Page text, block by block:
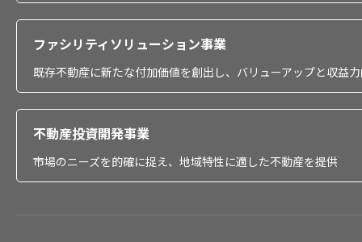
ファシリティソリューション事業
既存不動産に新たな付加価値を創出し、バリューアップと収益
不動産投資開発事業
市場のニーズを的確に捉え、地域特性に適した不動産を提供